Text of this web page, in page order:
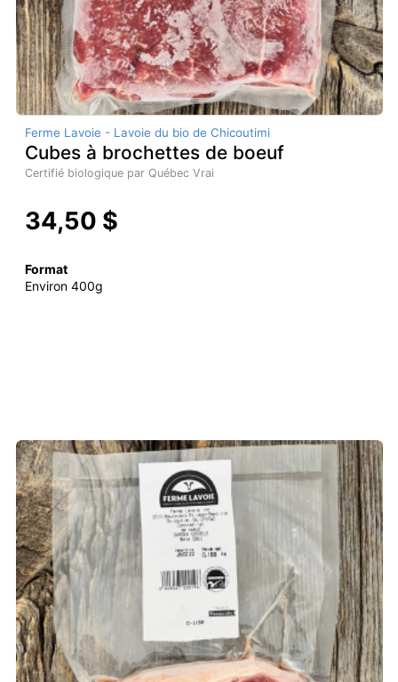
Ferme Lavoie - Lavoie du bio de Chicoutimi
Cubes à brochettes de boeuf
Certifié biologique par Québec Vrai
34,50 $
Format
Environ 400g